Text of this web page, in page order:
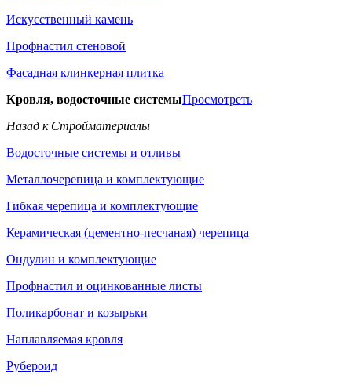
Искусственный камень
Профнастил стеновой
Фасадная клинкерная плитка
Кровля, водосточные системыПросмотреть
Назад к Стройматериалы
Водосточные системы и отливы
Металлочерепица и комплектующие
Гибкая черепица и комплектующие
Керамическая (цементно-песчаная) черепица
Ондулин и комплектующие
Профнастил и оцинкованные листы
Поликарбонат и козырьки
Наплавляемая кровля
Рубероид